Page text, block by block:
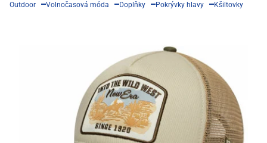
Outdoor Volnočasová móda Doplňky Pokrývky hlavy Kšiltovky